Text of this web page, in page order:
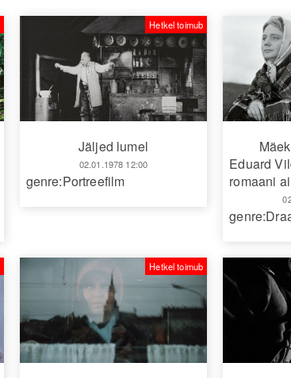
Jäljed lumel
02.01.1978 12:00
Hetkel toimub
genre:Portreefilm
Eduard
romaani
Hetkel toimub